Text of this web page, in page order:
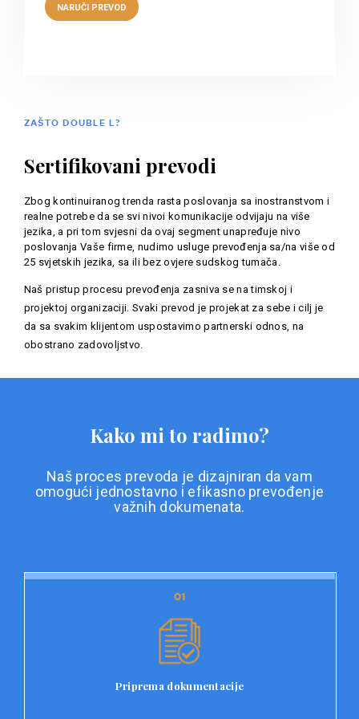
ZAŠTO DOUBLE L?
Sertifikovani prevodi
Zbog kontinuiranog trenda rasta poslovanja sa inostranstvom i
realne potrebe da se svi nivoi komunikacije odvijaju na više
jezika, a pri tom svjesni da ovaj segment unapređuje nivo
poslovanja Vaše firme, nudimo usluge prevođenja sa/na više od
25 svjetskih jezika, sa ili bez ovjere sudskog tumača.
Naš pristup procesu prevođenja zasniva se na timskoj i
projektoj organizaciji. Svaki prevod je projekat za sebe i cilj je
da sa svakim klijentom uspostavimo partnerski odnos, na
obostrano zadovoljstvo.
Kako mi to radimo?
Naš proces prevoda je dizajniran da vam
omogući jednostavno i efikasno prevođenje
važnih dokumenata.
01
Priprema dokumentacije
01
Prvi korak u našem procesu prevoda je priprema
dokumentacije. Korisnici jednostavno učitavaju svoje
dokumenta, kao i specifične zahtjeve za prevod.